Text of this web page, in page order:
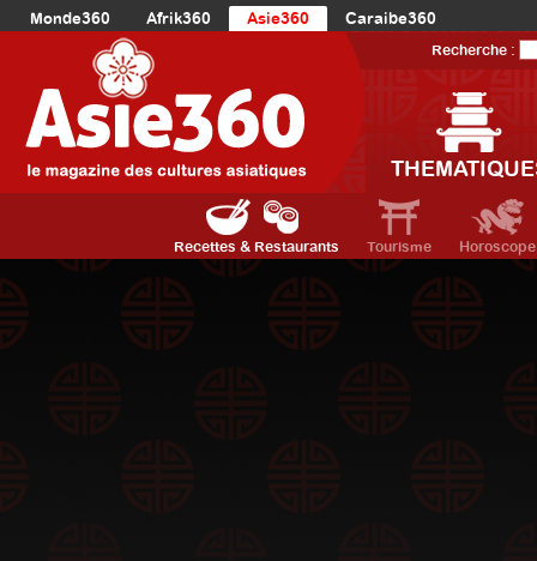
Monde360 Afrik360 Asie360
Caraibe360
Europe360
AmériqueDuNord360
Océanie360
Recherche :
Recettes & Restaurants Tourisme Horoscope